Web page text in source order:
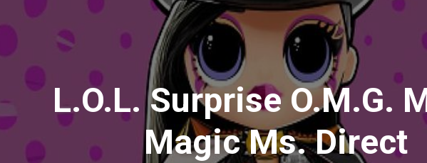
L.O.L. Surprise O.M.G.
Magic Ms. Direct